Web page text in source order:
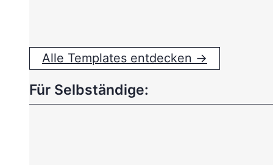
Alle Templates entdecken →
Für Selbständige: